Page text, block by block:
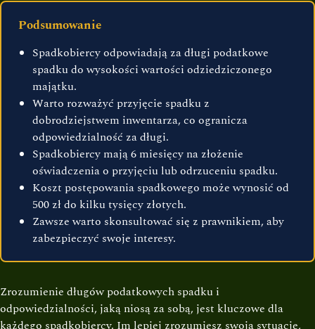
Podsumowanie
Spadkobiercy odpowiadają za długi podatkowe
spadku do wysokości wartości odziedziczonego
majątku.
Warto rozważyć przyjęcie spadku z
dobrodziejstwem inwentarza, co ogranicza
odpowiedzialność za długi.
Spadkobiercy mają 6 miesięcy na złożenie
oświadczenia o przyjęciu lub odrzuceniu spadku.
Koszt postępowania spadkowego może wynosić od
500 zł do kilku tysięcy złotych.
Zawsze warto skonsultować się z prawnikiem, aby
zabezpieczyć swoje interesy.
Zrozumienie długów podatkowych spadku i
odpowiedzialności, jaką niosą za sobą, jest kluczowe dla